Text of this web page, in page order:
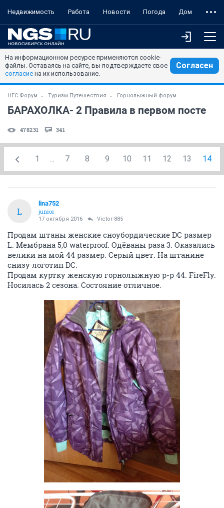
Недвижимость Работа Новости Погода Дом
На информационном ресурсе применяются cookie-
файлы. Оставаясь на сайте, вы подтверждаете свое
согласие на их использование.
Согласен
НГС.Форум Туризм Путешествия Горнолыжный форум
БАРАХОЛКА- 2 Правила в первом посте
478231 341
1 ... 7 8 9 10 11 12 13 14
L
lina752
junior
17 октября 2016 Victor-885
Продам штаны женские сноубордические DC размер
L. Мембрана 5,0 waterproof. Одёваны раза 3. Оказались
велики на мой 44 размер. Серый цвет. На штанине
снизу логотип DC.
Продам куртку женскую горнолыжную р-р 44. FireFly.
Носилась 2 сезона. Состояние отличное.